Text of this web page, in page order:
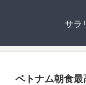
サラ
ベトナム朝食